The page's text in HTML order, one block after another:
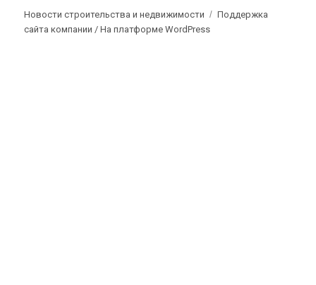
Новости строительства и недвижимости
Поддержка
сайта компании /На платформе WordPress